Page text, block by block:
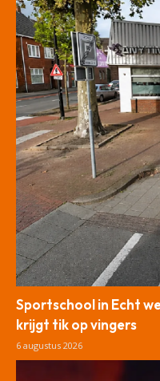
Sportschool in Echt
krijgt tik op vingers
6 augustus 2026